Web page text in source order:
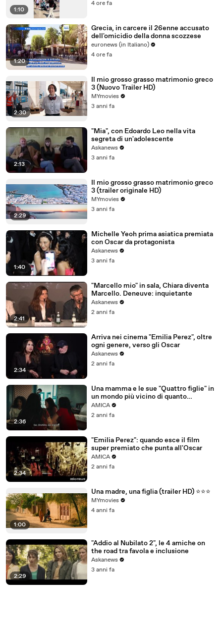
1:10
4 ore fa
1:20
Grecia, in carcere il 26enne accusato
dell'omicidio della donna scozzese
euronews (in Italiano)
4 ore fa
2:30
Il mio grosso grasso matrimonio greco
3 (Nuovo Trailer HD)
MYmovies
3 anni fa
2:13
"Mia", con Edoardo Leo nella vita
segreta di un'adolescente
Askanews
3 anni fa
2:29
Il mio grosso grasso matrimonio greco
3 (trailer originale HD)
MYmovies
3 anni fa
1:40
Michelle Yeoh prima asiatica premiata
con Oscar da protagonista
Askanews
3 anni fa
2:41
"Marcello mio" in sala, Chiara diventa
Marcello. Deneuve: inquietante
Askanews
2 anni fa
2:34
Arriva nei cinema "Emilia Perez", oltre
ogni genere, verso gli Oscar
Askanews
2 anni fa
2:36
Una mamma e le sue "Quattro figlie" in
un mondo più vicino di quanto
pensiamo: la clip in anteprima
AMICA
2 anni fa
2:34
"Emilia Perez": quando esce il film
super premiato che punta all'Oscar
AMICA
2 anni fa
1:00
Una madre, una figlia (trailer HD) ⭐️⭐️⭐️
MYmovies
4 anni fa
2:29
"Addio al Nubilato 2", le 4 amiche on
the road tra favola e inclusione
Askanews
3 anni fa